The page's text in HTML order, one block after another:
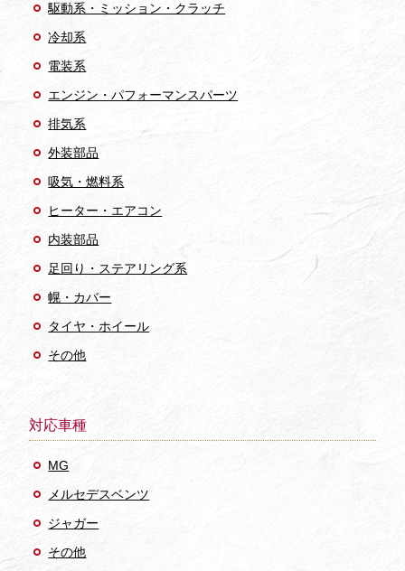
駆動系・ミッション・クラッチ
冷却系
電装系
エンジン・パフォーマンスパーツ
排気系
外装部品
吸気・燃料系
ヒーター・エアコン
内装部品
足回り・ステアリング系
幌・カバー
タイヤ・ホイール
その他
対応車種
MG
メルセデスベンツ
ジャガー
その他